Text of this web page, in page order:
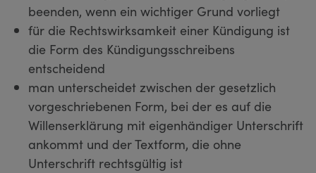
beenden, wenn ein wichtiger Grund vorliegt
für die Rechtswirksamkeit einer Kündigung ist
die Form des Kündigungsschreibens
entscheidend
man unterscheidet zwischen der gesetzlich
vorgeschriebenen Form, bei der es auf die
Willenserklärung mit eigenhändiger Unterschrift
ankommt und der Textform, die ohne
Unterschrift rechtsgültig ist